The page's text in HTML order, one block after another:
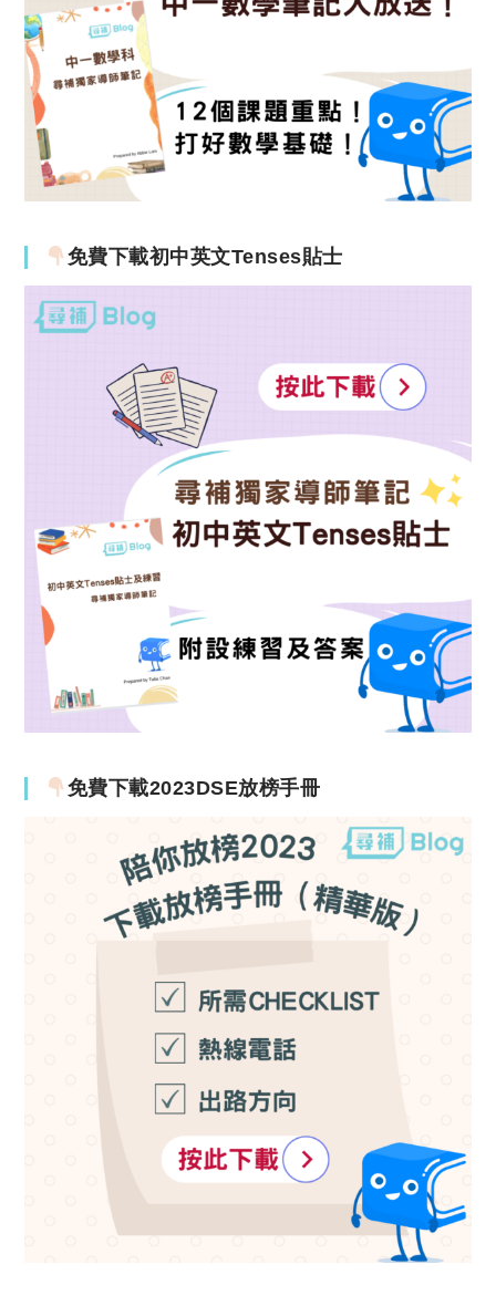
免費下載初中英文Tenses貼士
免費下載2023DSE放榜手冊